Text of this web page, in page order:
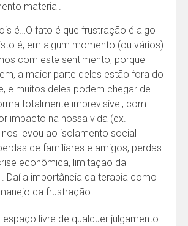
material.
é…O fato é que frustração é algo
é, em algum momento (ou vários)
com este sentimento, porque
a maior parte deles estão fora do
e muitos deles podem chegar de
totalmente imprevisível, com
impacto na nossa vida (ex.
levou ao isolamento social
de familiares e amigos, perdas
econômica, limitação da
. Daí a importância da terapia como
da frustração.
livre de qualquer julgamento.